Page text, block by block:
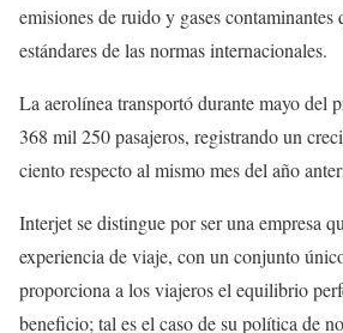
emisiones de ruido y gases contaminantes
estándares de las normas internacionales.
La aerolínea transportó durante mayo del
368 mil 250 pasajeros, registrando un
ciento respecto al mismo mes del año
Interjet se distingue por ser una empresa
experiencia de viaje, con un conjunto
proporciona a los viajeros el equilibrio
beneficio; tal es el caso de su política de